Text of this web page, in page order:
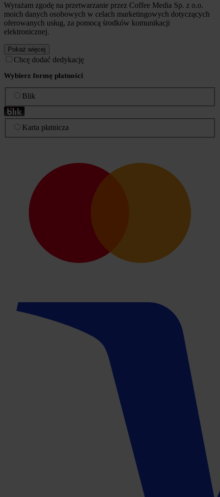
Wyrażam zgodę na przetwarzanie przez Coffee Media Sp. z o.o.
moich danych osobowych w celach marketingowych dotyczących
oferowanych usług, za pomocą środków komunikacji
elektronicznej.
Pokaż więcej
Chcę dodać dedykację
Wybierz formę płatności
Blik
Karta płatnicza